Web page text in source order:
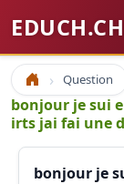
EDUCH.CH
Accueil Question
bonjour je sui
irts jai fai une
bonjour je